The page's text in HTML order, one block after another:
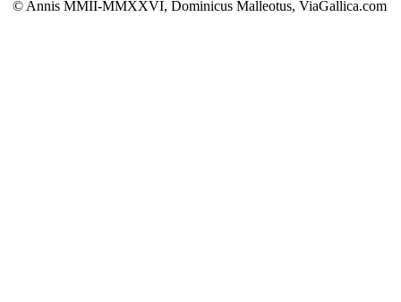
© Annis MMII-MMXXVI, Dominicus Malleotus, ViaGallica.com